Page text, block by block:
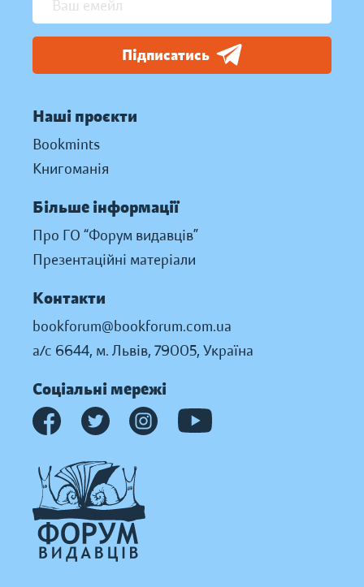
Підписатись
Наші проєкти
Bookmints
Книгоманія
Більше інформації
Про ГО “Форум видавців”
Презентаційні матеріали
Контакти
bookforum@bookforum.com.ua
а/с 6644, м. Львів, 79005, Україна
Соціальні мережі